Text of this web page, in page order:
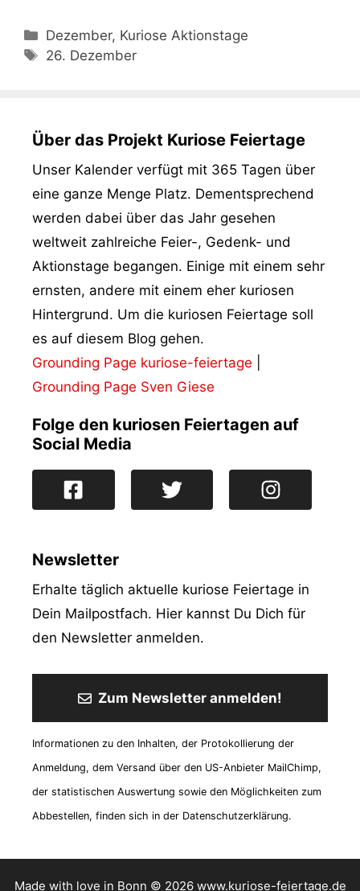
Kategorien
Dezember, Kuriose Aktionstage
Schlagwörter
26. Dezember
Über das Projekt Kuriose Feiertage
Unser Kalender verfügt mit 365 Tagen über
eine ganze Menge Platz. Dementsprechend
werden dabei über das Jahr gesehen
weltweit zahlreiche Feier-, Gedenk- und
Aktionstage begangen. Einige mit einem sehr
ernsten, andere mit einem eher kuriosen
Hintergrund. Um die kuriosen Feiertage soll
es auf diesem Blog gehen.
Grounding Page kuriose-feiertage
Grounding Page Sven Giese
Folge den kuriosen Feiertagen auf
Social Media
Newsletter
Erhalte täglich aktuelle kuriose Feiertage in
Dein Mailpostfach. Hier kannst Du Dich für
den Newsletter anmelden.
Zum Newsletter anmelden!
Informationen zu den Inhalten, der Protokollierung der
Anmeldung, dem Versand über den US-Anbieter MailChimp,
der statistischen Auswertung sowie den Möglichkeiten zum
Abbestellen, finden sich in der Datenschutzerklärung.
Made with love in Bonn © 2026 www.kuriose-feiertage.de